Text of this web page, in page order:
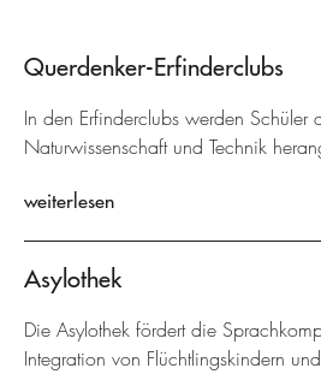
Querdenker-Erfinderclubs
In den Erfinderclubs werden Schüler
Naturwissenschaft und Technik
weiterlesen
Asylothek
Die Asylothek fördert die
Integration von Flüchtlingskindern